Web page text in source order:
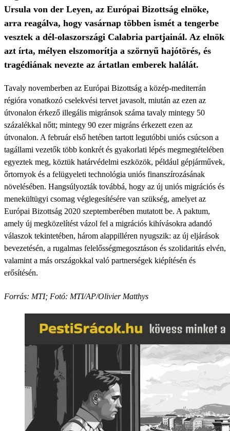
Ursula von der Leyen, az Európai Bizottság elnöke,
arra reagálva, hogy vasárnap többen ismét a tengerbe
vesztek a dél-olaszországi Calabria partjainál. Az elnök
azt írta, mélyen elszomorítja a szörnyű hajótörés, és
tragédiának nevezte az ártatlan emberek halálát.
Tavaly novemberben az Európai Bizottság a közép-mediterrán
régióra vonatkozó cselekvési tervet javasolt, miután az ezen az
útvonalon érkező illegális migránsok száma tavaly mintegy 50
százalékkal nőtt; mintegy 90 ezer migráns érkezett ezen az
útvonalon. A február első hetében tartott legutóbbi uniós csúcson a
tagállami vezetők több konkrét és gyakorlati lépés megmegtételében
egyeztek meg, köztük határvédelmi eszközök, például gépjárművek,
őrtornyok és a felügyeleti technológia uniós finanszírozásának
növelésében. Hangsúlyozták továbbá, hogy az új uniós migrációs és
menekültügyi csomag véglegesítésére van szükség, amelyet az
Európai Bizottság 2020 szeptemberében mutatott be. A paktum,
amely új megközelítést vázol fel a migrációs kihívásokra adandó
válaszok tekintetében, három alappilléren nyugszik: az új eljárások
bevezetésén, a rugalmas felelősségmegosztáson és szolidaritás elvén,
valamint a más országokkal való partnerségek kiépítésén és
erősítésén.
Forrás: MTI; Fotó: MTI/AP/Olivier Matthys